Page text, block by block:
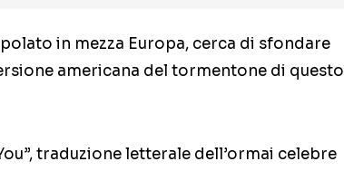
in mezza Europa, cerca di sfondare
americana del tormentone di questo
traduzione letterale dell’ormai celebre